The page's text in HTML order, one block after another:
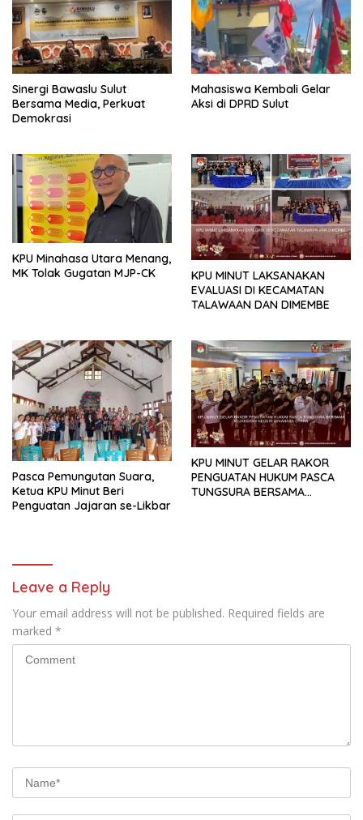
Sinergi Bawaslu Sulut
Bersama Media, Perkuat
Demokrasi
Mahasiswa Kembali Gelar
Aksi di DPRD Sulut
KPU Minahasa Utara Menang,
MK Tolak Gugatan MJP-CK
KPU MINUT LAKSANAKAN
EVALUASI DI KECAMATAN
TALAWAAN DAN DIMEMBE
Pasca Pemungutan Suara,
Ketua KPU Minut Beri
Penguatan Jajaran se-Likbar
KPU MINUT GELAR RAKOR
PENGUATAN HUKUM PASCA
TUNGSURA BERSAMA
Leave a Reply
Your email address will not be published. Required fields are
marked *